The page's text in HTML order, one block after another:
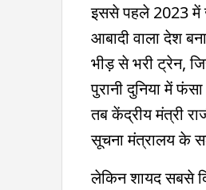
इससे पहले 2023 में
आबादी वाला देश
भीड़ से भरी ट्रेन,
पुरानी दुनिया में
तब केंद्रीय मंत्री
सूचना मंत्रालय के
लेकिन शायद सबसे